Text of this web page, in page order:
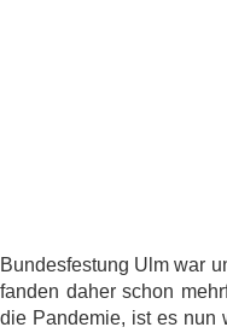
Bundesfestung Ulm war
fanden daher schon
die Pandemie, ist es nun